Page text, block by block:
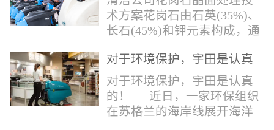
术方案花岗石由石英(35%)、
长石(45%)和钾元素构成，通
含有极少量的方解石，表面
能看出具有矿物颗粒的结晶
体，硬度比大理石硬，硬度
在6.5左右。维护比大理石容
对于环境保护，宇田是认真
的！
对于环境保护，宇田是认真
的！ 近日，一家环保组织
在苏格兰的海岸线展开海洋